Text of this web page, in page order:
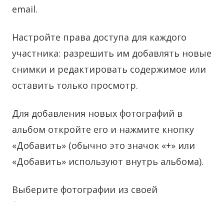
email.
Настройте права доступа для каждого
участника: разрешить им добавлять новые
снимки и редактировать содержимое или
оставить только просмотр.
Для добавления новых фотографий в
альбом откройте его и нажмите кнопку
«Добавить» (обычно это значок «+» или
«Добавить» используют внутрь альбома).
Выберите фотографии из своей